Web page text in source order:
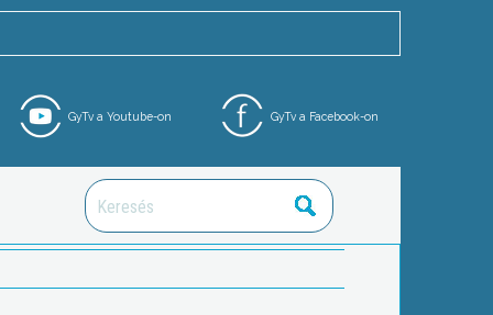
GyTv a Facebook-on
GyTv a Youtube-on